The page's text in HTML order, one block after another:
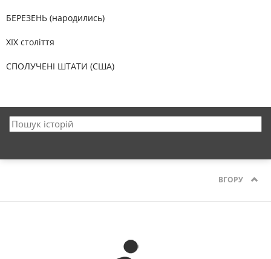
БЕРЕЗЕНЬ (народились)
XIX століття
СПОЛУЧЕНІ ШТАТИ (США)
ВГОРУ